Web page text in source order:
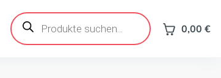
Products
search 0,00 €